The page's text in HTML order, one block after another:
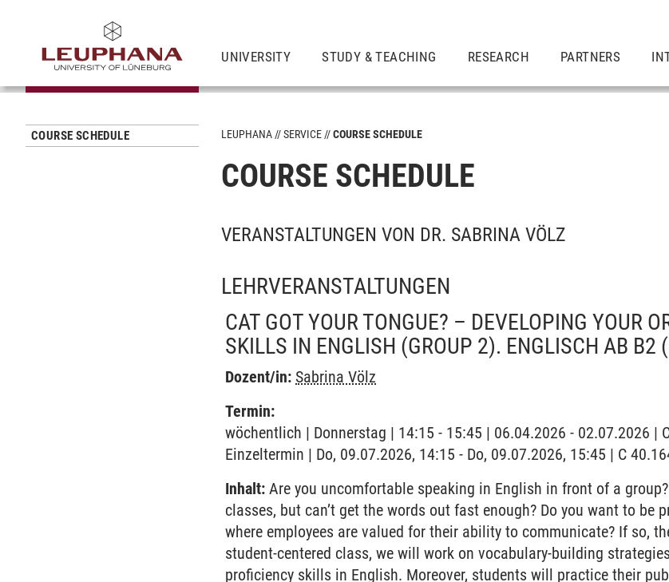
UNIVERSITY STUDY & TEACHING RESEARCH PARTNERS
COURSE SCHEDULE LEUPHANA SERVICE COURSE SCHEDULE
COURSE SCHEDULE
VERANSTALTUNGEN VON DR. SABRINA VÖLZ
LEHRVERANSTALTUNGEN
CAT GOT YOUR TONGUE? – DEVELOPING YOUR
SKILLS IN ENGLISH (GROUP 2). ENGLISCH AB B2
Dozent/in: Sabrina Völz
Termin:
wöchentlich | Donnerstag | 14:15 - 15:45 | 06.04.2026 - 02.07.2026 |
Einzeltermin | Do, 09.07.2026, 14:15 - Do, 09.07.2026, 15:45 | C
Inhalt: Are you uncomfortable speaking in English in front of a
classes, but can’t get the words out fast enough? Do you want to be
where employees are valued for their ability to communicate? If so,
student-centered class, we will work on vocabulary-building
proficiency skills in English. Moreover, students will practice their